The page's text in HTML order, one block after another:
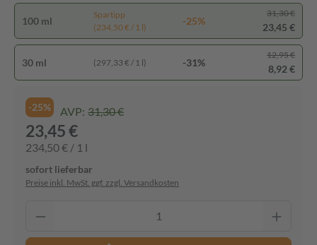
100 ml
Spartipp
(234,50 € / 1 l)
-25%
31,30 €
23,45 €
30 ml (297,33 € / 1 l) -31%
12,95 €
8,92 €
-25% AVP: 31,30 €
23,45 €
234,50 € / 1 l
sofort lieferbar
Preise inkl. MwSt. ggf. zzgl. Versandkosten